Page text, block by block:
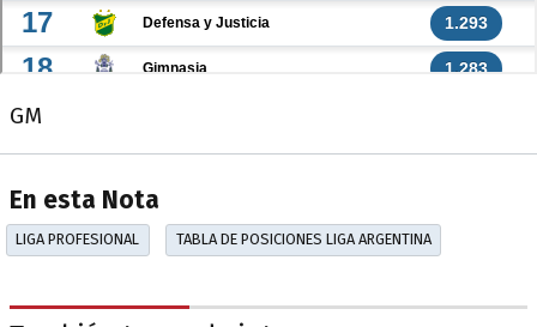
GM
En esta Nota
LIGA PROFESIONAL TABLA DE POSICIONES LIGA ARGENTINA